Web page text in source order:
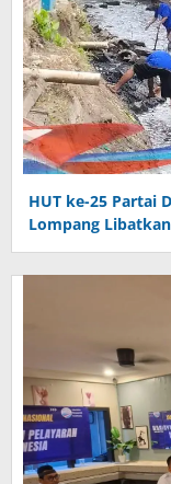
HUT ke-25 Partai
Lompang